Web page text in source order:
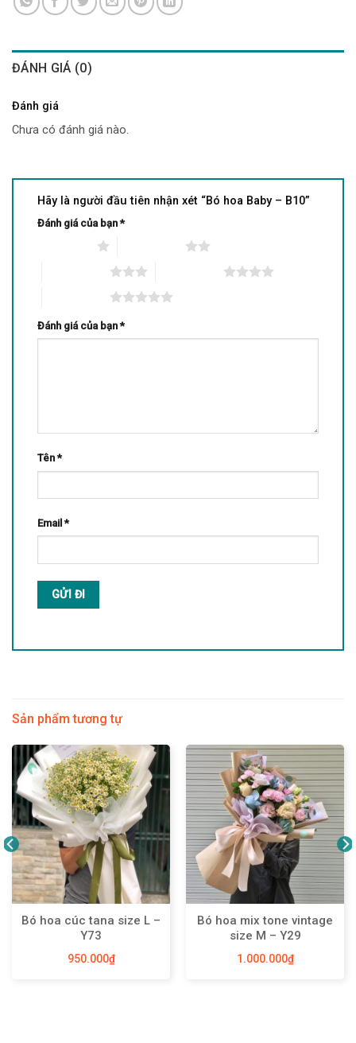
ĐÁNH GIÁ (0)
Đánh giá
Chưa có đánh giá nào.
Hãy là người đầu tiên nhận xét “Bó hoa Baby – B10”
Đánh giá của bạn*
Đánh giá của bạn*
Tên*
Email*
Sản phẩm tương tự
Bó hoa cúc tana size L –
Y73
950.000₫
Bó hoa mix tone vintage
size M – Y29
1.000.000₫